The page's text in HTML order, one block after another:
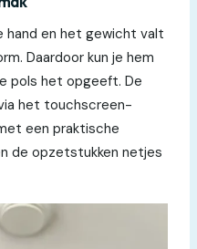
en het gewicht valt
Daardoor kun je hem
pols het opgeeft. De
het touchscreen-
een praktische
de opzetstukken netjes